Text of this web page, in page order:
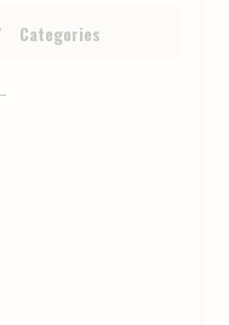
Categories